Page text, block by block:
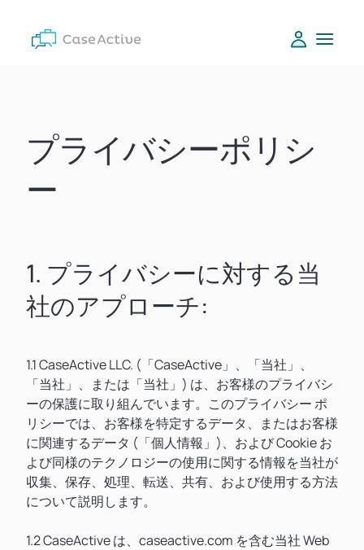
プライバシーポリシ
ー
1. プライバシーに対する当
社のアプローチ:
1.1 CaseActive LLC. (「CaseActive」、「当社」、
「当社」、または「当社」) は、お客様のプライバシ
ーの保護に取り組んでいます。このプライバシー ポ
リシーでは、お客様を特定するデータ、またはお客様
に関連するデータ (「個人情報」)、および Cookie お
よび同様のテクノロジーの使用に関する情報を当社が
収集、保存、処理、転送、共有、および使用する方法
について説明します。
1.2 CaseActive は、caseactive.com を含む当社 Web